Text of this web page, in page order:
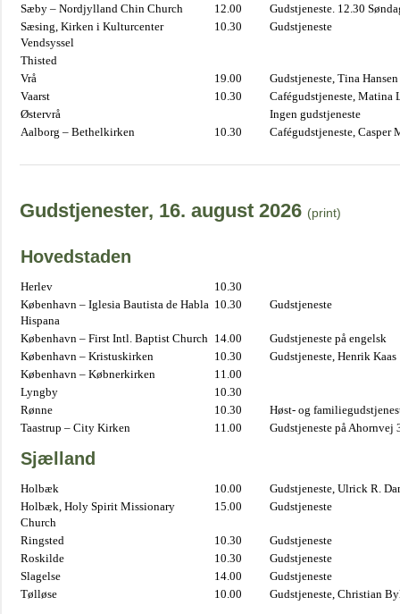
Sæby – Nordjylland Chin Church
12.00
Gudstjeneste. 12.30
Sæsing, Kirken i Kulturcenter
Vendsyssel
10.30 Gudstjeneste
Thisted
Vrå
19.00
Gudstjeneste, Tina Hansen
Vaarst
10.30
Cafégudstjeneste, Matina
Østervrå
Ingen gudstjeneste
Aalborg – Bethelkirken
10.30 Cafégudstjeneste, Casper
Gudstjenester, 16. august 2026 (print)
Hovedstaden
Herlev
10.30
København – Iglesia Bautista de Habla
Hispana
10.30 Gudstjeneste
København – First Intl. Baptist Church 14.00
Gudstjeneste på engelsk
København – Kristuskirken
10.30
Gudstjeneste, Henrik Kaas
København – Købnerkirken
11.00
Lyngby
10.30
Rønne
10.30
Høst- og
Taastrup – City Kirken
11.00 Gudstjeneste på Ahornvej
Sjælland
Holbæk 10.00
Gudstjeneste, Ulrick R.
Holbæk, Holy Spirit Missionary
Church
15.00 Gudstjeneste
Ringsted 10.30
Gudstjeneste
Roskilde
10.30
Gudstjeneste
Slagelse
14.00
Gudstjeneste
Tølløse
10.00 Gudstjeneste, Christian